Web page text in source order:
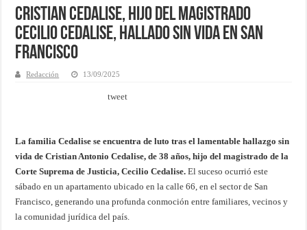
Cristian Cedalise, hijo del magistrado
Cecilio Cedalise, hallado sin vida en San
Francisco
Redacción 13/09/2025
tweet
La familia Cedalise se encuentra de luto tras el lamentable hallazgo sin
vida de Cristian Antonio Cedalise, de 38 años, hijo del magistrado de la
Corte Suprema de Justicia, Cecilio Cedalise. El suceso ocurrió este
sábado en un apartamento ubicado en la calle 66, en el sector de San
Francisco, generando una profunda conmoción entre familiares, vecinos y
la comunidad jurídica del país.